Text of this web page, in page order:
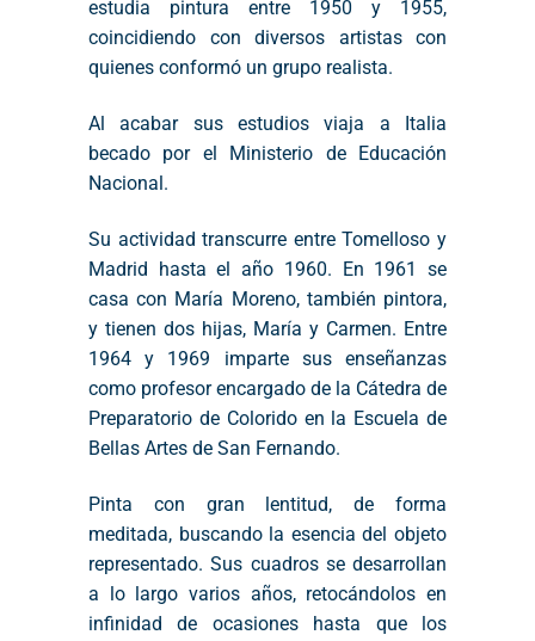
estudia pintura entre 1950 y 1955,
coincidiendo con diversos artistas con
quienes conformó un grupo realista.
Al acabar sus estudios viaja a Italia
becado por el Ministerio de Educación
Nacional.
Su actividad transcurre entre Tomelloso y
Madrid hasta el año 1960. En 1961 se
casa con María Moreno, también pintora,
y tienen dos hijas, María y Carmen. Entre
1964 y 1969 imparte sus enseñanzas
como profesor encargado de la Cátedra de
Preparatorio de Colorido en la Escuela de
Bellas Artes de San Fernando.
Pinta con gran lentitud, de forma
meditada, buscando la esencia del objeto
representado. Sus cuadros se desarrollan
a lo largo varios años, retocándolos en
infinidad de ocasiones hasta que los